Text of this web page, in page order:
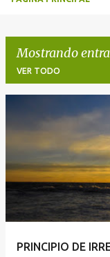
Mostrando
VER TODO
E
n
r
a
PRINCIPIO DE